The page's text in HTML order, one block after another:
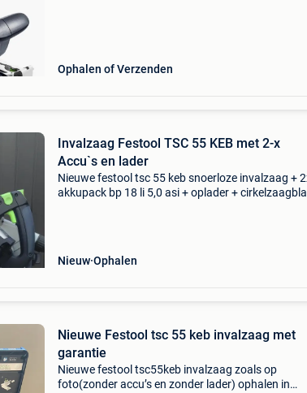
Ophalen of Verzenden
Invalzaag Festool TSC 55 KEB met 2-x
Accu`s en lader
Nieuwe festool tsc 55 keb snoerloze invalzaag +
akkupack bp 18 li 5,0 asi + oplader +
Nieuw Ophalen
Nieuwe Festool tsc 55 keb invalzaag met
garantie
Nieuwe festool tsc55keb invalzaag zoals op
foto(zonder accu’s en zonder lader) ophalen in